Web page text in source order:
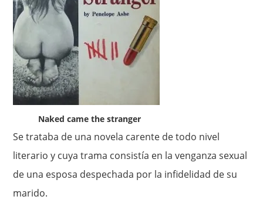
Naked came the stranger
Se trataba de una novela carente de todo nivel
literario y cuya trama consistía en la venganza sexual
de una esposa despechada por la infidelidad de su
marido.